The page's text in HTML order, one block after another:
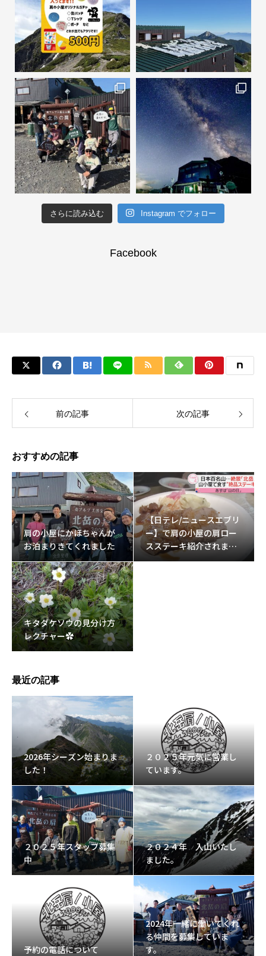
さらに読み込む Instagram でフォロー
Facebook
前の記事 次の記事
おすすめの記事
肩の小屋にかほちゃんが
お泊まりきてくれました
【日テレ/ニュースエブリ
ー】で肩の小屋の肩ロー
スステーキ紹介されまし
た。
キタダケソウの見分け方
レクチャー✿
最近の記事
2026年シーズン始まりま
した！
２０２５年元気に営業し
ています。
２０２５年スタッフ募集
中
２０２４年 入山いたし
ました。
予約の電話について
2024年一緒に働いてくれ
る仲間を募集していま
す。